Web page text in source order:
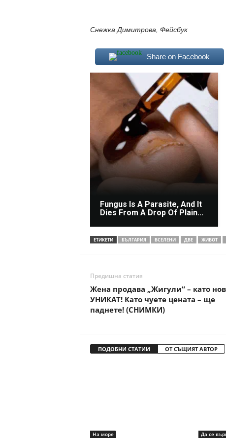
Снежка Димитрова, Фейсбук
Share on Facebook
Fungus Is A Parasite, And It
Dies From A Drop Of Plain...
ЕТИКЕТИ БЪЛГАРИЯ ВСЕЛЕНИ ДВЕ ЖИВОТ
Предишна статия
Жена продава „Жигули“ – като
УНИКАТ! Като чуете цената – ще
паднете! (СНИМКИ)
ПОДОБНИ СТАТИИ ОТ СЪЩИЯТ АВТОР
На море Да се